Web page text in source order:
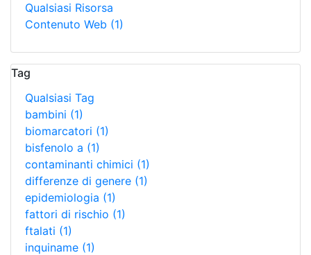
Qualsiasi Risorsa
Contenuto Web (1)
Tag
Qualsiasi Tag
bambini (1)
biomarcatori (1)
bisfenolo a (1)
contaminanti chimici (1)
differenze di genere (1)
epidemiologia (1)
fattori di rischio (1)
ftalati (1)
inquiname (1)